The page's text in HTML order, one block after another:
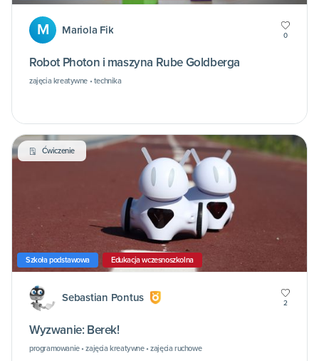
M Mariola Fik 0
Robot Photon i maszyna Rube Goldberga
zajęcia kreatywne • technika
Ćwiczenie
Szkoła podstawowa Edukacja wczesnoszkolna
Sebastian Pontus 2
Wyzwanie: Berek!
programowanie • zajęcia kreatywne • zajęcia ruchowe